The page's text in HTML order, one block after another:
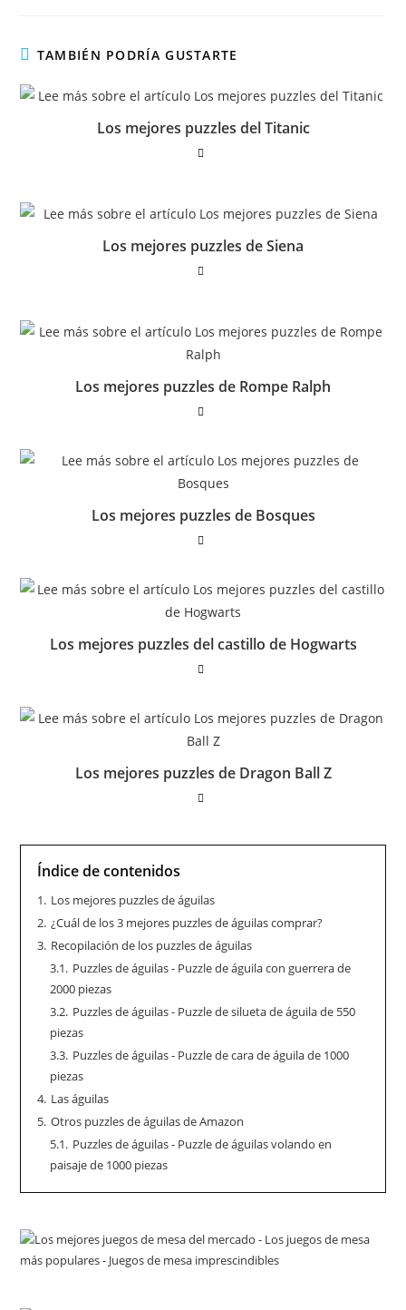
TAMBIÉN PODRÍA GUSTARTE
Los mejores puzzles del Titanic
Los mejores puzzles de Siena
Los mejores puzzles de Rompe Ralph
Los mejores puzzles de Bosques
Los mejores puzzles del castillo de Hogwarts
Los mejores puzzles de Dragon Ball Z
Índice de contenidos
1. Los mejores puzzles de águilas
2. ¿Cuál de los 3 mejores puzzles de águilas comprar?
3. Recopilación de los puzzles de águilas
3.1. Puzzles de águilas - Puzzle de águila con guerrera de
2000 piezas
3.2. Puzzles de águilas - Puzzle de silueta de águila de 550
piezas
3.3. Puzzles de águilas - Puzzle de cara de águila de 1000
piezas
4. Las águilas
5. Otros puzzles de águilas de Amazon
5.1. Puzzles de águilas - Puzzle de águilas volando en
paisaje de 1000 piezas